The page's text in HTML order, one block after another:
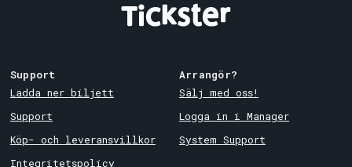
Support
Ladda ner biljett
Support
Köp- och leveransvillkor
Integritetspolicy
Arrangör?
Sälj med oss!
Logga in i Manager
System Support